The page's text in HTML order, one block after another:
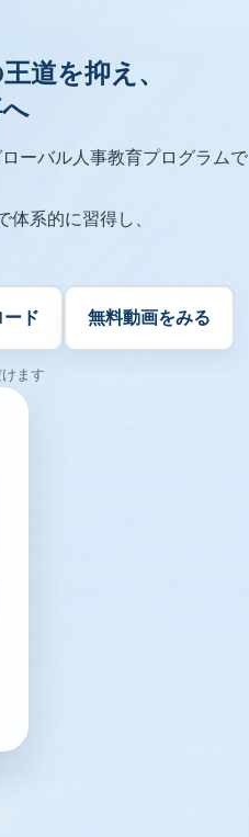
道を抑え、
ーバル人事教育プログラムで
系的に習得し、
ード 無料動画をみる
ます